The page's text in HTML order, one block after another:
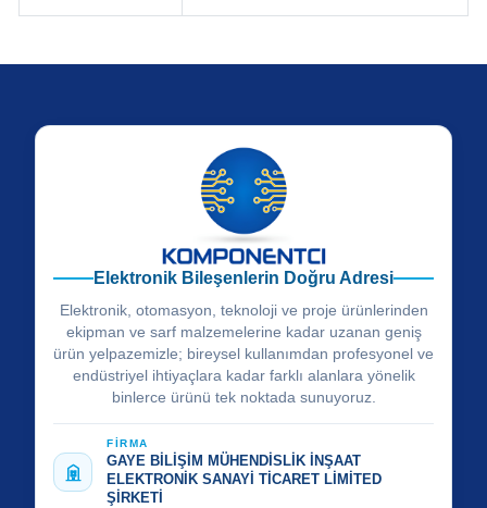
Elektronik Bileşenlerin Doğru Adresi
Elektronik, otomasyon, teknoloji ve proje ürünlerinden
ekipman ve sarf malzemelerine kadar uzanan geniş
ürün yelpazemizle; bireysel kullanımdan profesyonel ve
endüstriyel ihtiyaçlara kadar farklı alanlara yönelik
binlerce ürünü tek noktada sunuyoruz.
FİRMA
GAYE BİLİŞİM MÜHENDİSLİK İNŞAAT
ELEKTRONİK SANAYİ TİCARET LİMİTED
ŞİRKETİ